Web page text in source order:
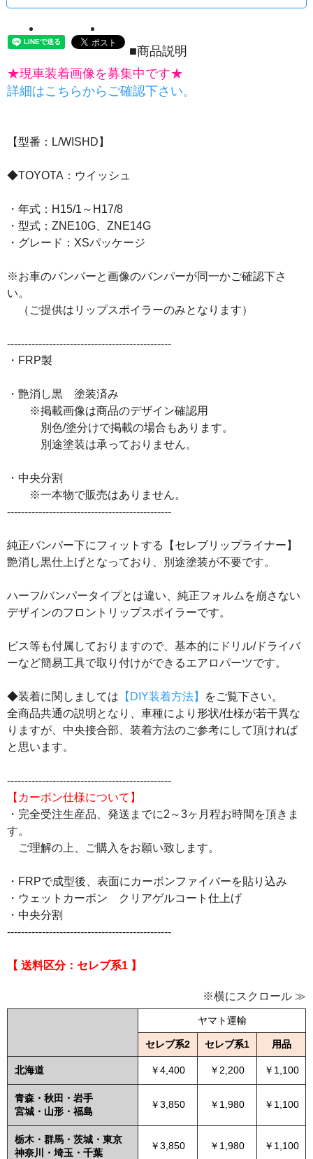
■商品説明
★現車装着画像を募集中です★
詳細はこちらからご確認下さい。
【型番：L/WISHD】
◆TOYOTA：ウイッシュ
・年式：H15/1～H17/8
・型式：ZNE10G、ZNE14G
・グレード：XSパッケージ
※お車のバンパーと画像のバンパーが同一かご確認下さ
い。
（ご提供はリップスポイラーのみとなります）
-----------------------------------------------
・FRP製
・艶消し黒 塗装済み
※掲載画像は商品のデザイン確認用
別色/塗分けで掲載の場合もあります。
別途塗装は承っておりません。
・中央分割
※一本物で販売はありません。
-----------------------------------------------
純正バンパー下にフィットする【セレブリップライナー】
艶消し黒仕上げとなっており、別途塗装が不要です。
ハーフ/バンパータイプとは違い、純正フォルムを崩さない
デザインのフロントリップスポイラーです。
ビス等も付属しておりますので、基本的にドリル/ドライバ
ーなど簡易工具で取り付けができるエアロパーツです。
◆装着に関しましては 【DIY装着方法】
をご覧下さい。
全商品共通の説明となり、車種により形状/仕様が若干異な
りますが、中央接合部、装着方法のご参考にして頂ければ
と思います。
-----------------------------------------------
【カーボン仕様について】
・完全受注生産品、発送までに2～3ヶ月程お時間を頂きま
す。
ご理解の上、ご購入をお願い致します。
・FRPで成型後、表面にカーボンファイバーを貼り込み
・ウェットカーボン クリアゲルコート仕上げ
・中央分割
-----------------------------------------------
【 送料区分：セレブ系1 】
※横にスクロール ≫
ヤマト運輸
セレブ系2 セレブ系1 用品
北海道 ￥4,400 ￥2,200 ￥1,100
青森・秋田・岩手
宮城・山形・福島
￥3,850 ￥1,980 ￥1,100
栃木・群馬・茨城・東京
神奈川・埼玉・千葉
￥3,850 ￥1,980 ￥1,100